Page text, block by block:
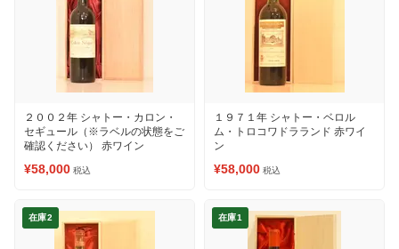
２００２年 シャトー・カロン・
セギュール（※ラベルの状態をご
確認ください） 赤ワイン
¥58,000 税込
１９７１年 シャトー・ベロル
ム・トロコワドラランド 赤ワイ
ン
¥58,000 税込
在庫2 在庫1